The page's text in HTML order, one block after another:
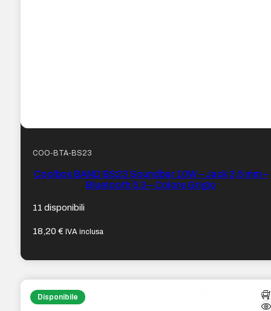
COO-BTA-BS23
Coolbox BAND BS23 Soundbar 10W – Jack 3,5 mm –
Bluetooth 5.3 – Colore Grigio
11 disponibili
18,20€ IVA inclusa
Disponibile